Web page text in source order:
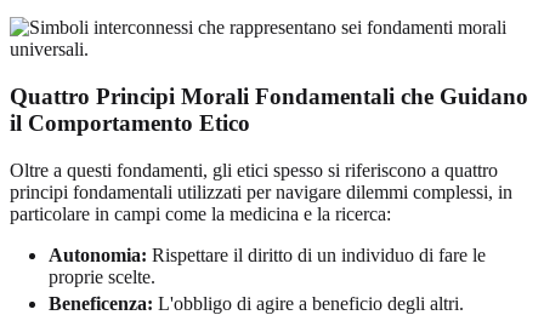
Quattro Principi Morali Fondamentali che Guidano
il Comportamento Etico
Oltre a questi fondamenti, gli etici spesso si riferiscono a quattro
principi fondamentali utilizzati per navigare dilemmi complessi, in
particolare in campi come la medicina e la ricerca:
Autonomia: Rispettare il diritto di un individuo di fare le
proprie scelte.
Beneficenza: L'obbligo di agire a beneficio degli altri.